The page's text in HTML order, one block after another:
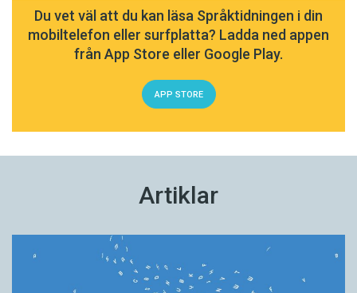
Du vet väl att du kan läsa Språktidningen i din
mobiltelefon eller surfplatta? Ladda ned appen
från App Store eller Google Play.
APP STORE
Artiklar